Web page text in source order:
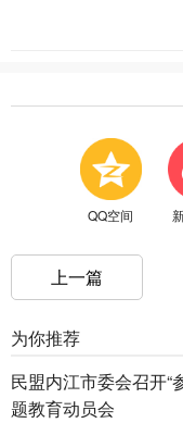
QQ空间
上一篇
为你推荐
民盟内江市委会召开“
题教育动员会